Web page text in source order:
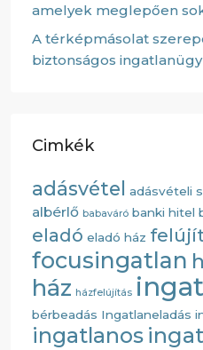
amelyek meglepően
A térképmásolat
biztonságos
Cimkék
adásvétel adásvételi
albérlő babaváró banki hitel
eladó eladó ház
focusingatlan
ház házfelújítás
bérbeadás Ingatlaneladás
ingatlanos